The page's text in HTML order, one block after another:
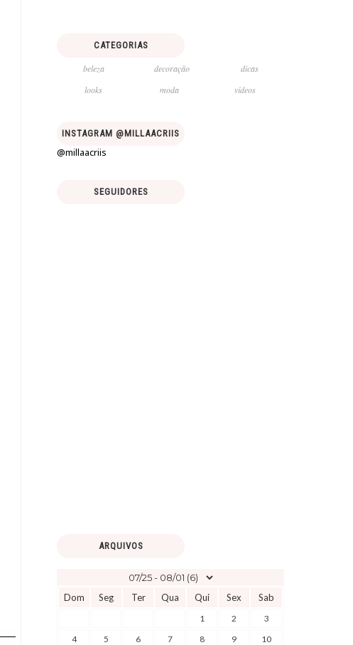
CATEGORIAS
beleza decoração
dicas
looks
moda vídeos
INSTAGRAM @MILLAACRIIS
@millaacriis
SEGUIDORES
ARQUIVOS
Dom Seg Ter Qua Qui Sex Sab
1 2
3
4
5 6 7 8 9
10